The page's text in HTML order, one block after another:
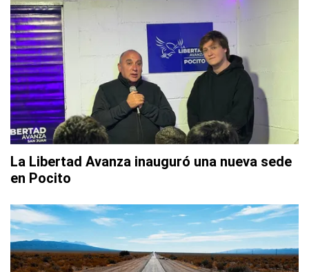
La Libertad Avanza inauguró una nueva sede
en Pocito